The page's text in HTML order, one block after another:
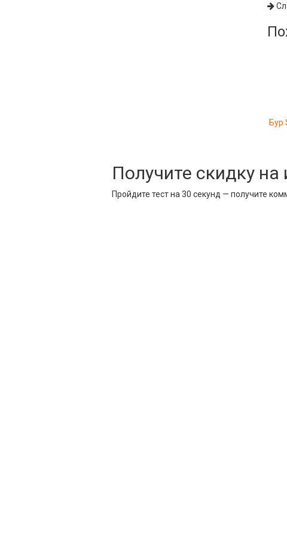
Бур
Получите скидку на
Пройдите тест на 30 секунд — получите